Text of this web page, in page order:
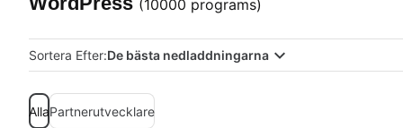
(10000 programs)
Sortera Efter:De bästa nedladdningarna
AllaPartnerutvecklare